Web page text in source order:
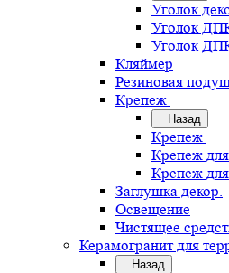
Уголок
Уголок
Уголок
Кляймер
Резиновая
Крепеж
Назад
Крепеж
Крепеж
Крепеж
Заглушка декор.
Освещение
Чистящее
Керамогранит для
Назад